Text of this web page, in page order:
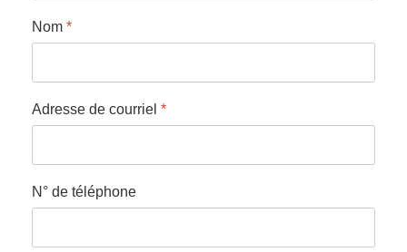
Nom *
Adresse de courriel *
N° de téléphone